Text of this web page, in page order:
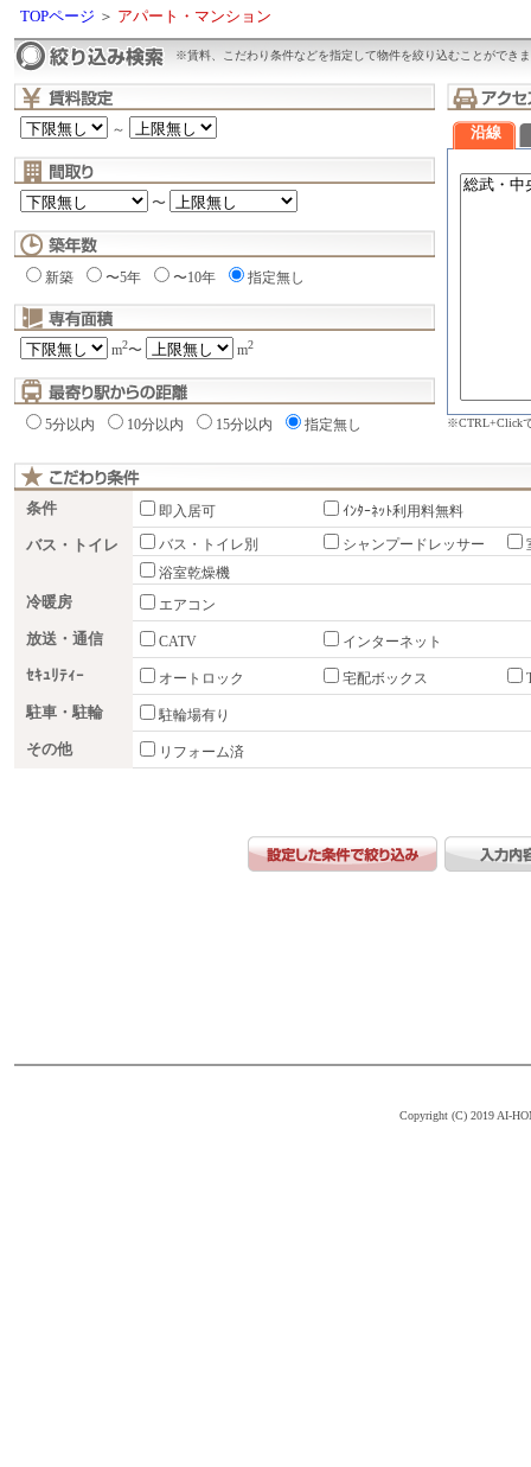
TOPページ ＞ アパート・マンション
※賃料、こだわり条件などを指定して物件を絞り込むことができ
～
〜
新築 〜5年 〜10年 指定無し
m2〜 m2
5分以内 10分以内 15分以内 指定無し
沿線
※CTRL+Click
条件 即入居可 ｲﾝﾀｰﾈｯﾄ利用料無料
バス・トイレ バス・トイレ別 シャンプードレッサー
浴室乾燥機
冷暖房 エアコン
放送・通信 CATV インターネット
ｾｷｭﾘﾃｨｰ オートロック 宅配ボックス
駐車・駐輪 駐輪場有り
その他 リフォーム済
Copyright (C) 2019 AI-